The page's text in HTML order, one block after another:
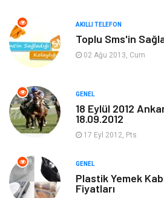
Dekorasyon Tatil
Makine
Güzellik & Bakım
Organizasyon
Hizmet
Aksesuar
AKILLI TELEFON
Toplu Sms'in
02 Ağu 2013, Cum
GENEL
18 Eylül 2012
18.09.2012
17 Eyl 2012, Pts
GENEL
Plastik Yemek
Fiyatları